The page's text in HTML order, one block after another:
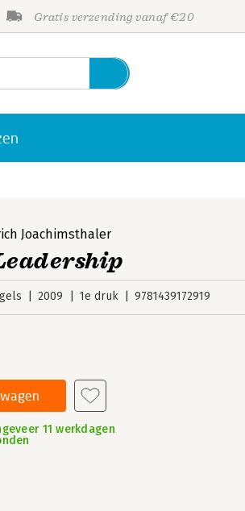
Gratis verzending vanaf €20
Joachimsthaler
2009 1e druk 9781439172919
11 werkdagen
Personen